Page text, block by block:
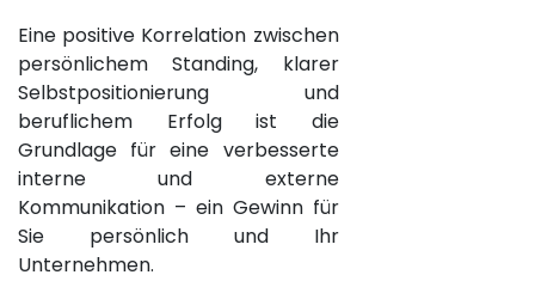
Eine positive Korrelation zwischen
persönlichem Standing, klarer
Selbstpositionierung und
beruflichem Erfolg ist die
Grundlage für eine verbesserte
interne und externe
Kommunikation – ein Gewinn für
Sie persönlich und Ihr
Unternehmen.